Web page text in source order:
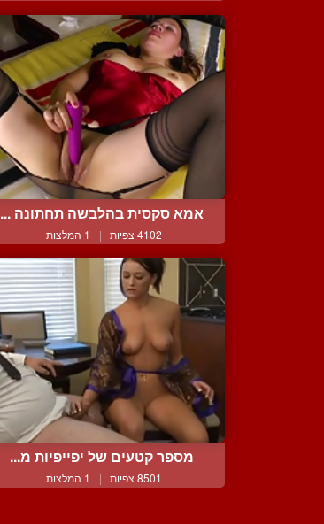
אמא סקסית בהלבשה תחתונה ...
4102 צפיות | 1 המלצות
מספר קטעים של יפייפיות מ...
8501 צפיות | 1 המלצות